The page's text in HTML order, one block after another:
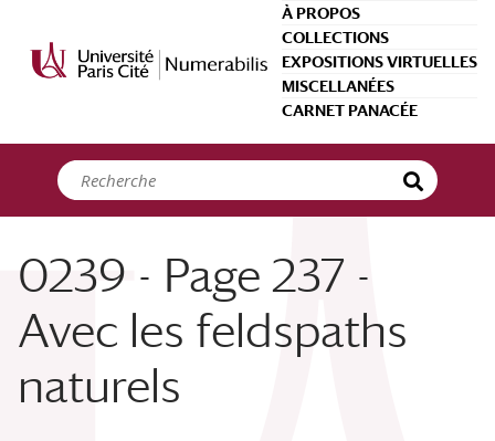
À PROPOS
COLLECTIONS
EXPOSITIONS VIRTUELLES
MISCELLANÉES
CARNET PANACÉE
0239 - Page 237 -
Avec les feldspaths
naturels